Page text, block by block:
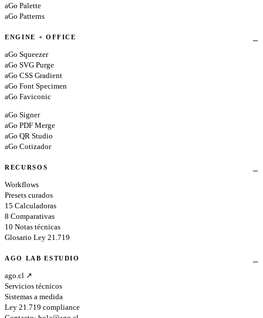
aGo Palette
aGo Patterns
ENGINE + OFFICE
aGo Squeezer
aGo SVG Purge
aGo CSS Gradient
aGo Font Specimen
aGo Faviconic
aGo Signer
aGo PDF Merge
aGo QR Studio
aGo Cotizador
RECURSOS
Workflows
Presets curados
15 Calculadoras
8 Comparativas
10 Notas técnicas
Glosario Ley 21.719
AGO LAB ESTUDIO
ago.cl ↗
Servicios técnicos
Sistemas a medida
Ley 21.719 compliance